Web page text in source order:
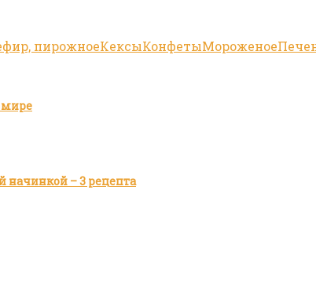
пирожноеКексыКонфетыМороженое
мире
начинкой – 3 рецепта